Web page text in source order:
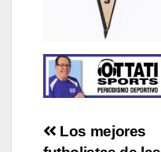
Post
Los mejores